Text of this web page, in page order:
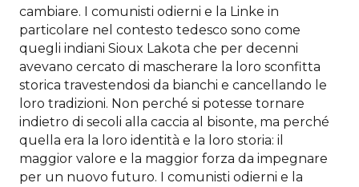
cambiare. I comunisti odierni e la Linke in
particolare nel contesto tedesco sono come
quegli indiani Sioux Lakota che per decenni
avevano cercato di mascherare la loro sconfitta
storica travestendosi da bianchi e cancellando le
loro tradizioni. Non perché si potesse tornare
indietro di secoli alla caccia al bisonte, ma perché
quella era la loro identità e la loro storia: il
maggior valore e la maggior forza da impegnare
per un nuovo futuro. I comunisti odierni e la